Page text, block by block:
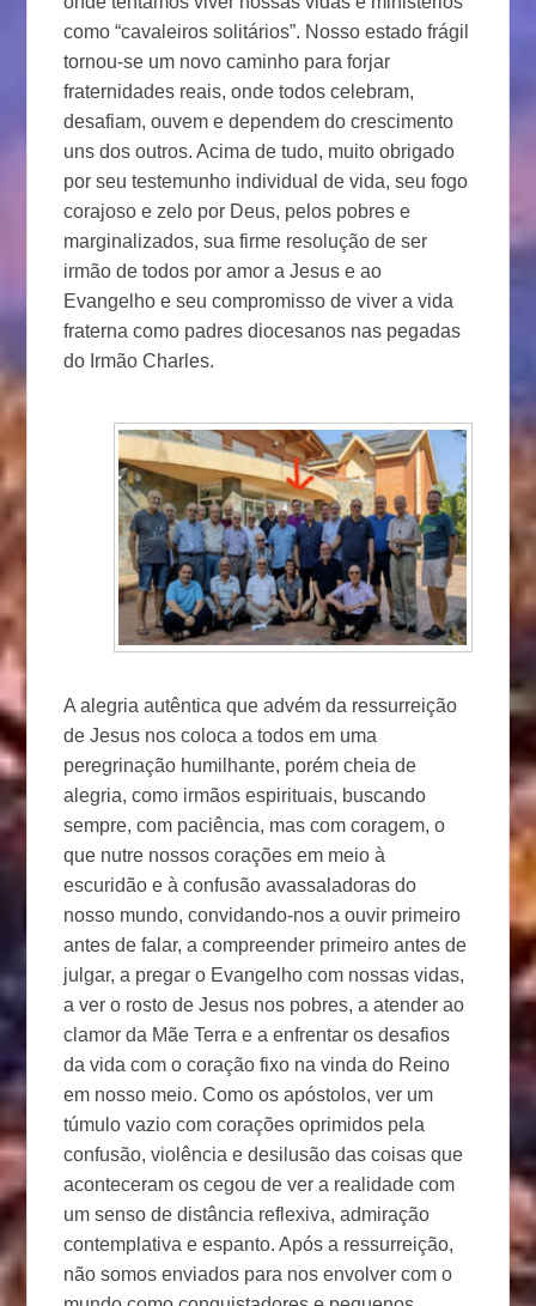
como “cavaleiros solitários”. Nosso estado frágil
tornou-se um novo caminho para forjar
fraternidades reais, onde todos celebram,
desafiam, ouvem e dependem do crescimento
uns dos outros. Acima de tudo, muito obrigado
por seu testemunho individual de vida, seu fogo
corajoso e zelo por Deus, pelos pobres e
marginalizados, sua firme resolução de ser
irmão de todos por amor a Jesus e ao
Evangelho e seu compromisso de viver a vida
fraterna como padres diocesanos nas pegadas
do Irmão Charles.
A alegria autêntica que advém da ressurreição
de Jesus nos coloca a todos em uma
peregrinação humilhante, porém cheia de
alegria, como irmãos espirituais, buscando
sempre, com paciência, mas com coragem, o
que nutre nossos corações em meio à
escuridão e à confusão avassaladoras do
nosso mundo, convidando-nos a ouvir primeiro
antes de falar, a compreender primeiro antes de
julgar, a pregar o Evangelho com nossas vidas,
a ver o rosto de Jesus nos pobres, a atender ao
clamor da Mãe Terra e a enfrentar os desafios
da vida com o coração fixo na vinda do Reino
em nosso meio. Como os apóstolos, ver um
túmulo vazio com corações oprimidos pela
confusão, violência e desilusão das coisas que
aconteceram os cegou de ver a realidade com
um senso de distância reflexiva, admiração
contemplativa e espanto. Após a ressurreição,
não somos enviados para nos envolver com o